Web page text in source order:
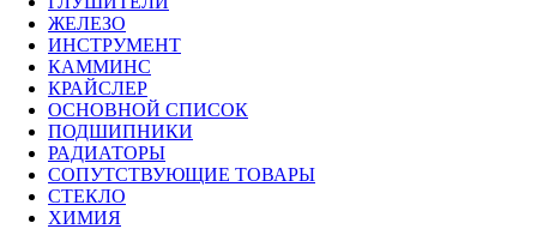
ЖЕЛЕЗО
ИНСТРУМЕНТ
КАММИНС
КРАЙСЛЕР
ОСНОВНОЙ СПИСОК
ПОДШИПНИКИ
РАДИАТОРЫ
СОПУТСТВУЮЩИЕ ТОВАРЫ
СТЕКЛО
ХИМИЯ